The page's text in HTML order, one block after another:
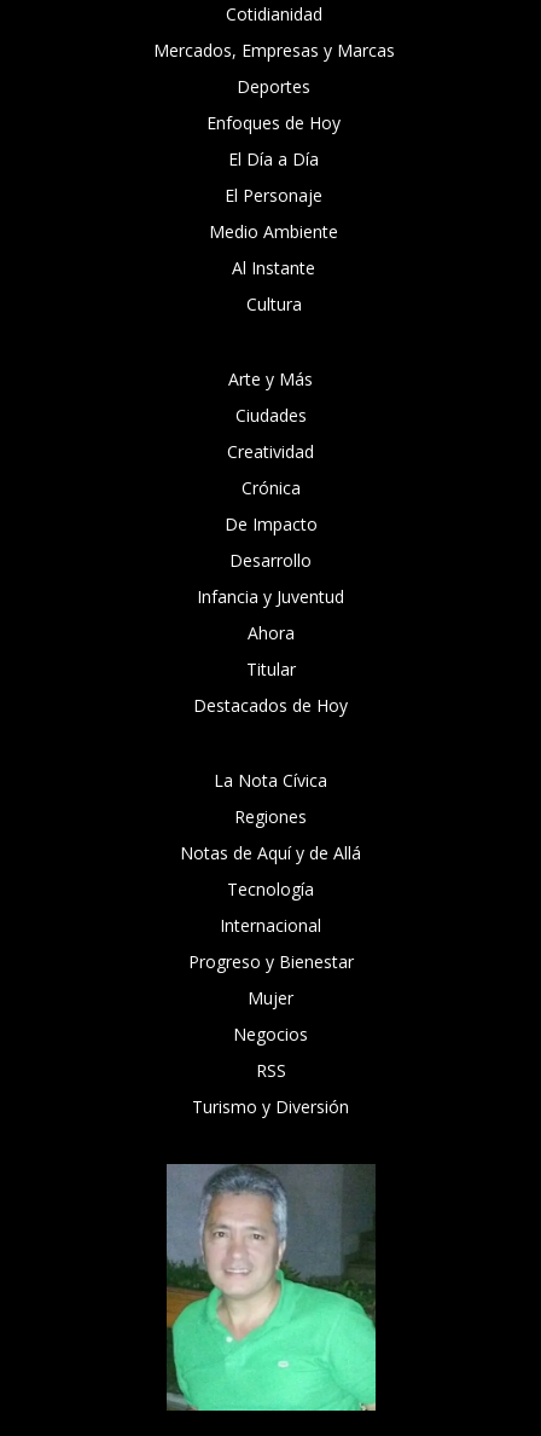
Cotidianidad
Mercados, Empresas y Marcas
Deportes
Enfoques de Hoy
El Día a Día
El Personaje
Medio Ambiente
Al Instante
Cultura
Arte y Más
Ciudades
Creatividad
Crónica
De Impacto
Desarrollo
Infancia y Juventud
Ahora
Titular
Destacados de Hoy
La Nota Cívica
Regiones
Notas de Aquí y de Allá
Tecnología
Internacional
Progreso y Bienestar
Mujer
Negocios
RSS
Turismo y Diversión